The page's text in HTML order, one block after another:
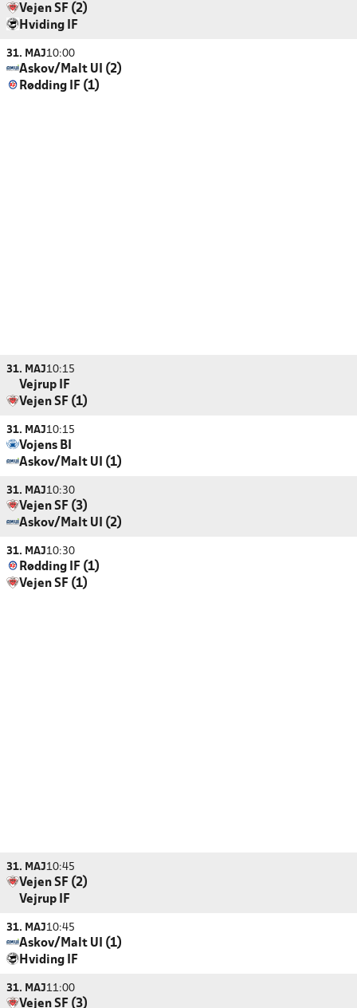
Vejen SF (2)
Hviding IF
31. MAJ10:00
Askov/Malt UI (2)
Rødding IF (1)
31. MAJ10:15
Vejrup IF
Vejen SF (1)
31. MAJ10:15
Vojens BI
Askov/Malt UI (1)
31. MAJ10:30
Vejen SF (3)
Askov/Malt UI (2)
31. MAJ10:30
Rødding IF (1)
Vejen SF (1)
31. MAJ10:45
Vejen SF (2)
Vejrup IF
31. MAJ10:45
Askov/Malt UI (1)
Hviding IF
31. MAJ11:00
Vejen SF (3)